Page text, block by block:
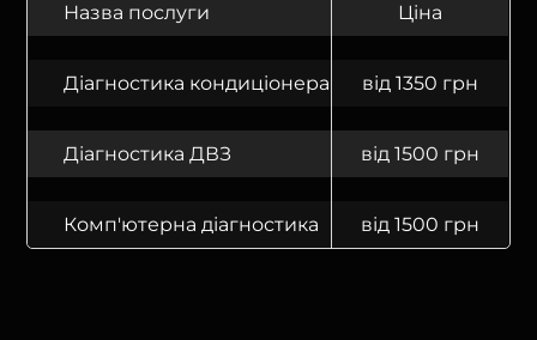
Назва послуги Ціна
Діагностика кондиціонера від 1350 грн
Діагностика ДВЗ від 1500 грн
Комп'ютерна діагностика від 1500 грн